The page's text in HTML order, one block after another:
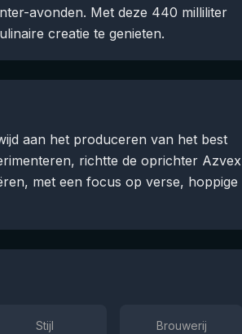
avonden. Met deze 440 milliliter
creatie te genieten.
aan het produceren van het best
richtte de oprichter Azvex
met een focus op verse, hoppige
Stijl Brouwerij